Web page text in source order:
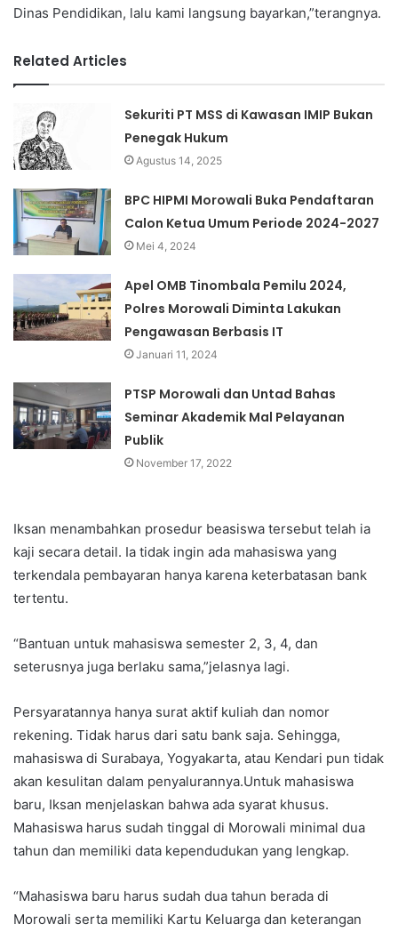
Dinas Pendidikan, lalu kami langsung bayarkan,”terangnya.
Related Articles
Sekuriti PT MSS di Kawasan IMIP Bukan
Penegak Hukum
Agustus 14, 2025
BPC HIPMI Morowali Buka Pendaftaran
Calon Ketua Umum Periode 2024-2027
Mei 4, 2024
Apel OMB Tinombala Pemilu 2024,
Polres Morowali Diminta Lakukan
Pengawasan Berbasis IT
Januari 11, 2024
PTSP Morowali dan Untad Bahas
Seminar Akademik Mal Pelayanan
Publik
November 17, 2022
Iksan menambahkan prosedur beasiswa tersebut telah ia
kaji secara detail. Ia tidak ingin ada mahasiswa yang
terkendala pembayaran hanya karena keterbatasan bank
tertentu.
“Bantuan untuk mahasiswa semester 2, 3, 4, dan
seterusnya juga berlaku sama,”jelasnya lagi.
Persyaratannya hanya surat aktif kuliah dan nomor
rekening. Tidak harus dari satu bank saja. Sehingga,
mahasiswa di Surabaya, Yogyakarta, atau Kendari pun tidak
akan kesulitan dalam penyalurannya.Untuk mahasiswa
baru, Iksan menjelaskan bahwa ada syarat khusus.
Mahasiswa harus sudah tinggal di Morowali minimal dua
tahun dan memiliki data kependudukan yang lengkap.
“Mahasiswa baru harus sudah dua tahun berada di
Morowali serta memiliki Kartu Keluarga dan keterangan